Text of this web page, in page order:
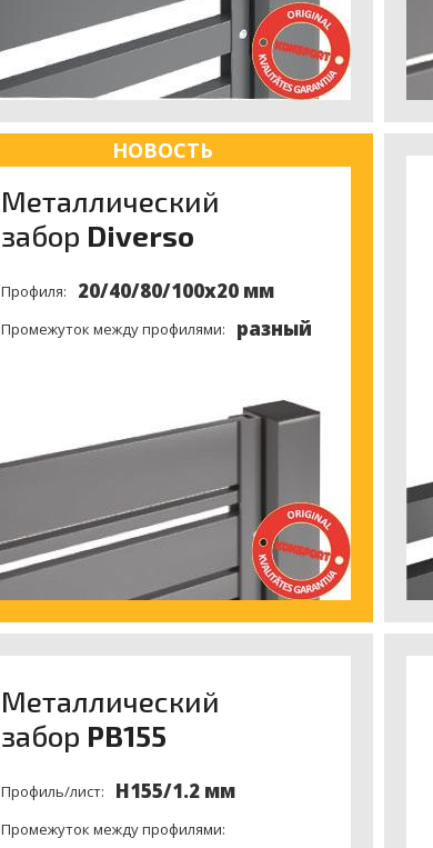
НОВОСТЬ
Meталлический
забор Diverso
Профиля: 20/40/80/100x20 мм
Промежуток между профилями: разный
Meталлический
забор PB155
Профиль/лист: H155/1.2 мм
Промежуток между профилями: